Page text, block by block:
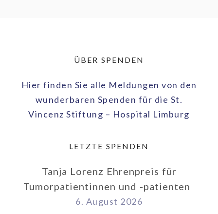
ÜBER SPENDEN
Hier finden Sie alle Meldungen von den
wunderbaren Spenden für die St.
Vincenz Stiftung – Hospital Limburg
LETZTE SPENDEN
Tanja Lorenz Ehrenpreis für
Tumorpatientinnen und -patienten
6. August 2026